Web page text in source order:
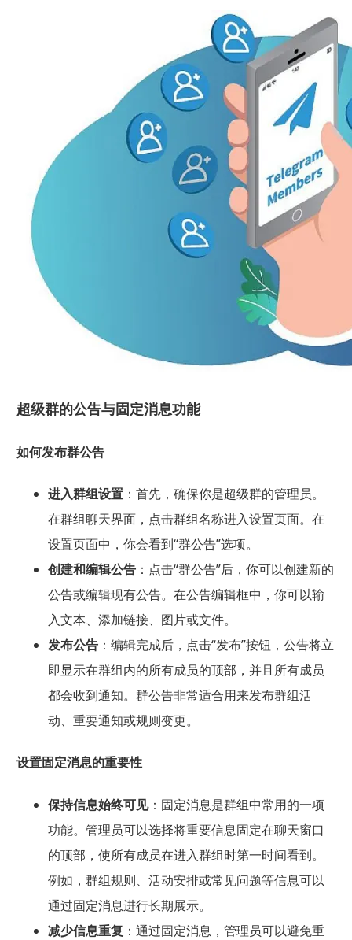
超级群的公告与固定消息功能
如何发布群公告
进入群组设置：首先，确保你是超级群的管理员。
在群组聊天界面，点击群组名称进入设置页面。在
设置页面中，你会看到“群公告”选项。
创建和编辑公告：点击“群公告”后，你可以创建新的
公告或编辑现有公告。在公告编辑框中，你可以输
入文本、添加链接、图片或文件。
发布公告：编辑完成后，点击“发布”按钮，公告将立
即显示在群组内的所有成员的顶部，并且所有成员
都会收到通知。群公告非常适合用来发布群组活
动、重要通知或规则变更。
设置固定消息的重要性
保持信息始终可见：固定消息是群组中常用的一项
功能。管理员可以选择将重要信息固定在聊天窗口
的顶部，使所有成员在进入群组时第一时间看到。
例如，群组规则、活动安排或常见问题等信息可以
通过固定消息进行长期展示。
减少信息重复 ：通过固定消息，管理员可以避免重